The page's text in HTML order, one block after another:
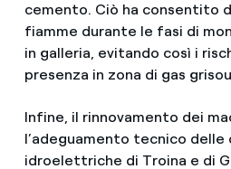
cemento. Ciò ha consentito
fiamme durante le fasi di
in galleria, evitando così i
presenza in zona di gas
Infine, il rinnovamento dei
l’adeguamento tecnico delle
idroelettriche di Troina e di